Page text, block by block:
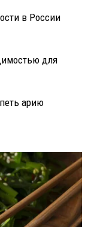
в России
для
арию